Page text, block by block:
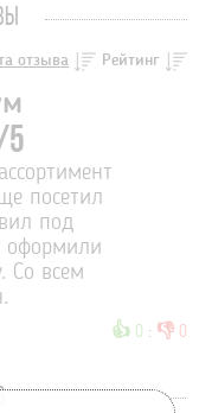
отзыва Рейтинг
5
посетил
под
оформили
Со всем
👍 : 👎